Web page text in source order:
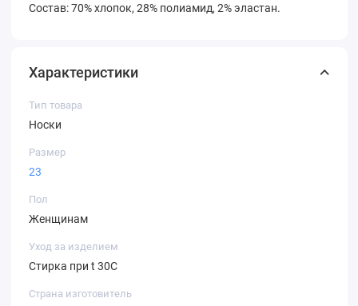
Состав: 70% хлопок, 28% полиамид, 2% эластан.
Характеристики
Тип товара
Носки
Размер
23
Пол
Женщинам
Уход за изделием
Стирка при t 30С
Страна изготовитель